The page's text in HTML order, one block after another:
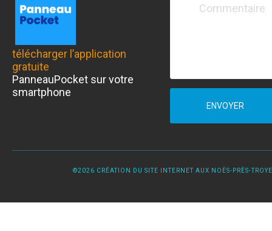
télécharger l’application
gratuite
PanneauPocket sur votre
smartphone
ENVOYER
©2026 CRÉATION DU SITE INTERNET AUX NOËS-PRÈS-